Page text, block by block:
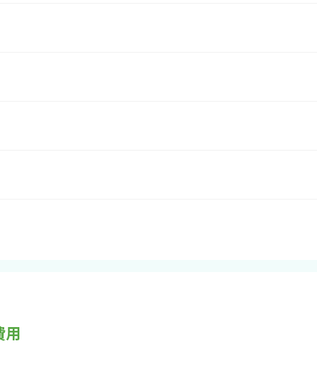
用